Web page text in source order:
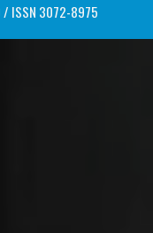
/ ISSN 3072-8975